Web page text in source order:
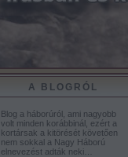
A BLOGRÓL
Blog a háborúról, ami nagyobb
volt minden korábbinál, ezért a
kortársak a kitörését követően
nem sokkal a Nagy Háború
elnevezést adták neki…